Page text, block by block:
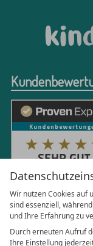
Wir nutzen Cookies auf
sind essenziell,
und Ihre Erfahrung zu
Durch erneuten Aufruf
Ihre Einstellung